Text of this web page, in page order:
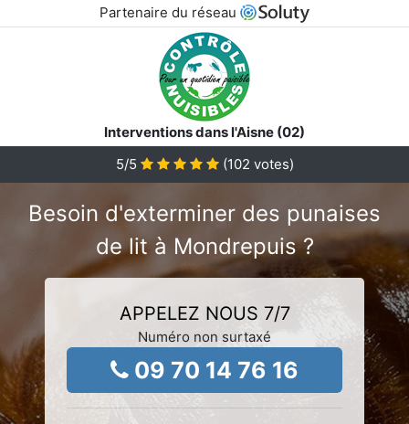
Partenaire du réseau
Interventions dans l'Aisne (02)
5/5 (102 votes)
Besoin d'exterminer des punaises
de lit à Mondrepuis ?
APPELEZ NOUS 7/7
Numéro non surtaxé
09 70 14 76 16